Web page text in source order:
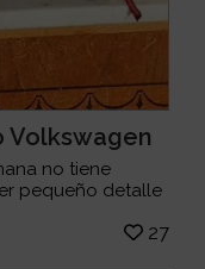
no tiene
pequeño detalle
27